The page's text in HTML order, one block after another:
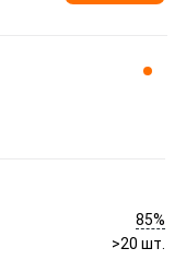
85%
>20 шт.